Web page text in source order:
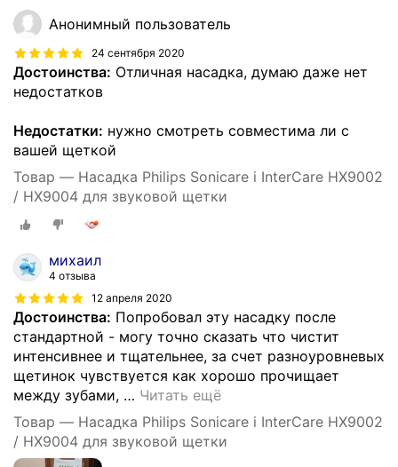
Анонимный пользователь
24 сентября 2020
Достоинства: Отличная насадка, думаю даже нет
недостатков
Недостатки: нужно смотреть совместима ли с
вашей щеткой
Товар — Насадка Philips Sonicare i InterCare HX9002
/ HX9004 для звуковой щетки
михаил
4 отзыва
12 апреля 2020
Достоинства: Попробовал эту насадку после
стандартной - могу точно сказать что чистит
интенсивнее и тщательнее, за счет разноуровневых
щетинок чувствуется как хорошо прочищает
между зубами, … Читать ещё
Товар — Насадка Philips Sonicare i InterCare HX9002
/ HX9004 для звуковой щетки